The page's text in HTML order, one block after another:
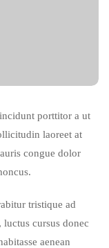
porttitor a ut
laoreet at
congue dolor
tristique ad
cursus donec
aenean